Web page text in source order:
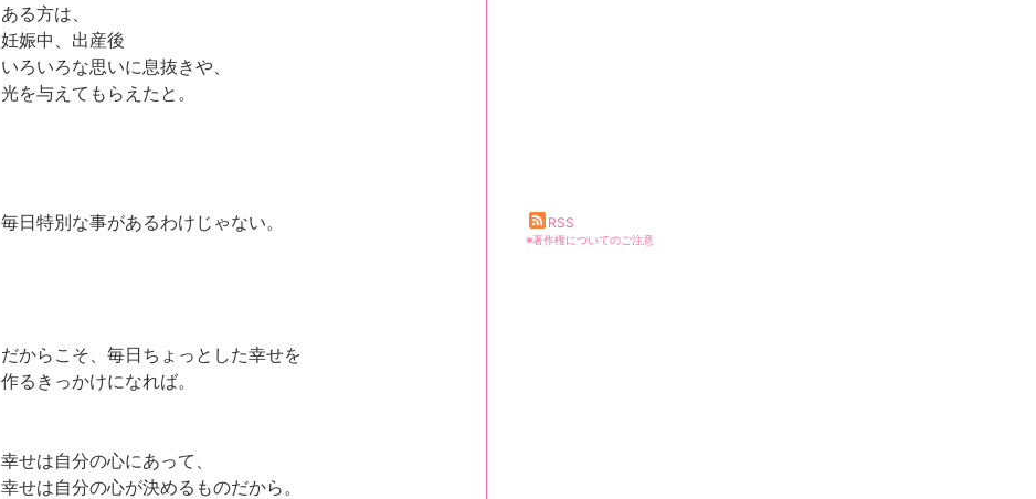
ある方は、
妊娠中、出産後
いろいろな思いに息抜きや、
光を与えてもらえたと。
毎日特別な事があるわけじゃない。
だからこそ、毎日ちょっとした幸せを
作るきっかけになれば。
幸せは自分の心にあって、
幸せは自分の心が決めるものだから。
RSS
※著作権についてのご注意